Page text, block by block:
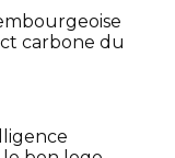
carbone du